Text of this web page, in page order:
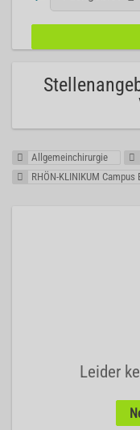
Allgemeinchirurgie
RHÖN-KLINIKUM Campus
Leider